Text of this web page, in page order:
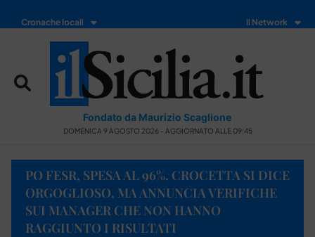
Cronache locali Il Network
Fondato da Maurizio Scaglione
DOMENICA 9 AGOSTO 2026 - AGGIORNATO ALLE 09:45
PO FESR, SPESA AL 96%. CROCETTA SI DICE
ORGOGLIOSO, MA ANNUNCIA VERIFICHE
SUI MANAGER CHE NON HANNO
RAGGIUNTO I RISULTATI